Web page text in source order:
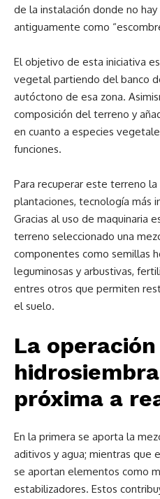
de la instalación donde no
antiguamente como
El objetivo de esta iniciativa
vegetal partiendo del banco
autóctono de esa zona.
composición del terreno y
en cuanto a especies
funciones.
Para recuperar este terreno
plantaciones, tecnología más
Gracias al uso de maquinaria
terreno seleccionado una
componentes como semillas
leguminosas y arbustivas,
entres otros que permiten
el suelo.
La
próxima a
En la primera se aporta la
aditivos y agua; mientras que
se aportan elementos como
estabilizadores. Estos